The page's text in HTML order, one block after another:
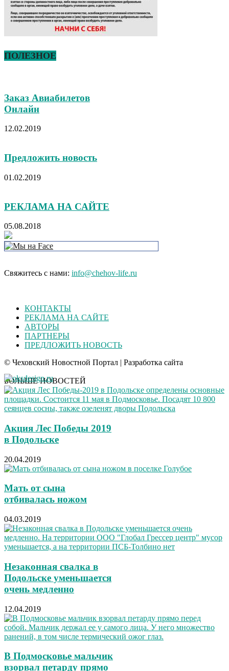
ПОЛЕЗНОЕ
Заказ Авиабилетов
Онлайн
12.02.2019
Предложить новость
01.02.2019
РЕКЛАМА НА САЙТЕ
05.08.2018
Свяжитесь с нами: info@chehov-life.ru
КОНТАКТЫ
РЕКЛАМА НА САЙТЕ
АВТОРЫ
ПАРТНЕРЫ
ПРЕДЛОЖИТЬ НОВОСТЬ
© Чеховский Новостной Портал | Разработка сайта
БОЛЬШЕ НОВОСТЕЙ
Акция Лес Победы 2019
в Подольске
20.04.2019
Мать от сына
отбивалась ножом
04.03.2019
Незаконная свалка в
Подольске уменьшается
очень медленно
12.04.2019
В Подмосковье мальчик
взорвал петарду прямо